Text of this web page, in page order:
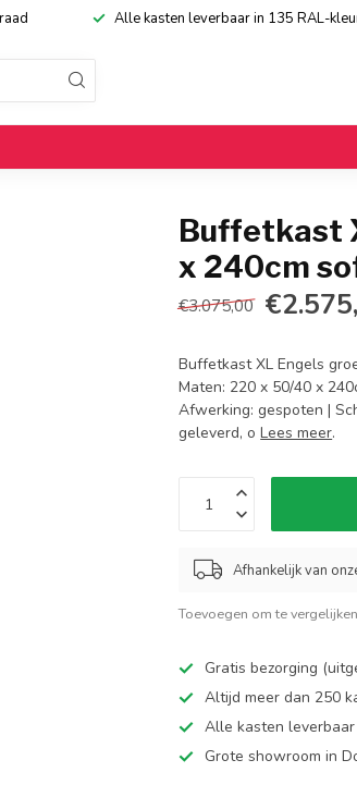
Alle kasten leverbaar in 135 RAL-
Buffetkast
x 240cm
€3.075,00
Buffetkast XL Engels
Maten: 220 x 50/40 x
Afwerking: gespoten |
geleverd, oLees meer.
Afhankelijk van
Toevoegen om te vergelijken
Gratis bezorging
Altijd meer dan 250
Alle kasten
Grote showroom in